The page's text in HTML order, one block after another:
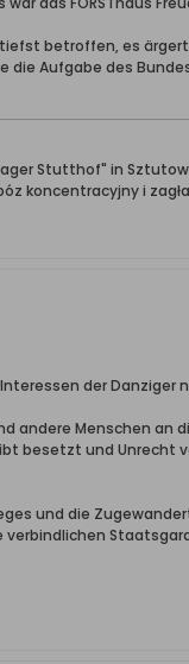
betroffen, es
Aufgabe des
Stutthof" in
koncentracyjny i
der Danziger
andere Menschen an
besetzt und Unrecht
und die
verbindlichen